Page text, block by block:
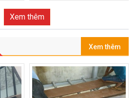
Xem thêm
Xem thêm